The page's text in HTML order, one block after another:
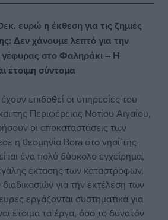
ευρώ η έκθεση για τις ζημιές
Δεν χάνουμε λεπτό για την
στο Φαληράκι – Η
έτοιμη σύντομα
επιδοθεί οι υπηρεσίες του
της Περιφέρειας Νοτίου Αιγαίου,
οι αποκαταστάσεις των
η θεομηνία Bora στο νησί της
ένα πολύ δύσκολο εγχείρημα,
έκτασης των καταστροφών,
για την εκτέλεση των
εργάζονται συστηματικά για
έτοιμα τα έργα, όσο το δυνατόν